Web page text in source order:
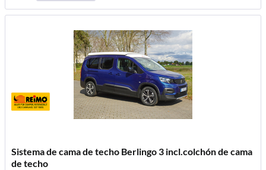
Sistema de cama de techo Berlingo 3 incl.colchón de cama
de techo